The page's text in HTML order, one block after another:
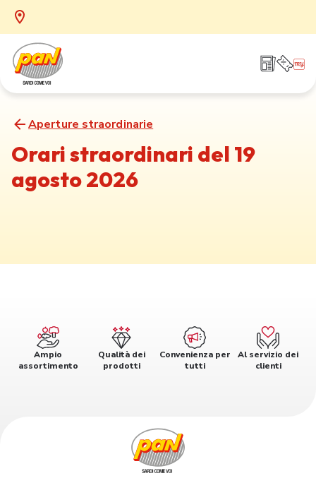
Aperture straordinarie
Orari straordinari del 19
agosto 2026
Ampio
assortimento
Qualità dei
prodotti
Convenienza per
tutti
Al servizio dei
clienti